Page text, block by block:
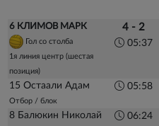
6 КЛИМОВ МАРК
Гол со столба
1я линия центр (шестая
позиция)
4 - 2
05:37
15 Остаали Адам
Отбор / блок
05:58
8 Балюкин Николай 06:24